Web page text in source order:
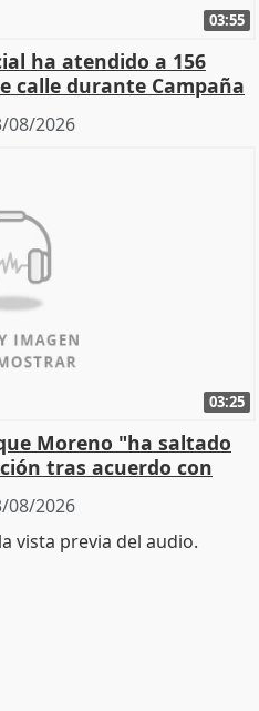
03:55
ha atendido a 156
calle durante Campaña
08/2026
03:25
Moreno "ha saltado
tras acuerdo con
08/2026